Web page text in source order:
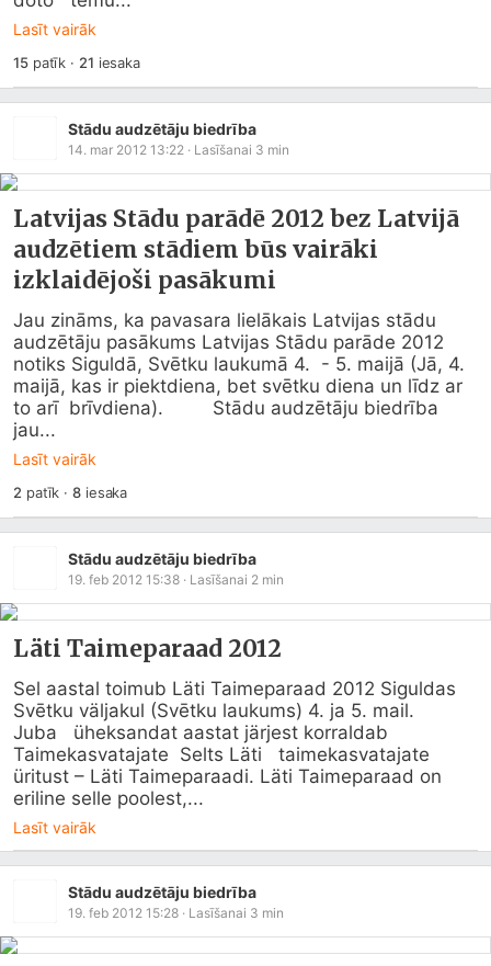
Lasīt vairāk
15patīk · 21 iesaka
Stādu audzētāju biedrība
14. mar 2012 13:22 · Lasīšanai 3 min
Latvijas Stādu parādē 2012 bez Latvijā
audzētiem stādiem būs vairāki
izklaidējoši pasākumi
Jau zināms, ka pavasara lielākais Latvijas stādu
audzētāju pasākums Latvijas Stādu parāde 2012
notiks Siguldā, Svētku laukumā 4.  - 5. maijā (Jā, 4.
maijā, kas ir piektdiena, bet svētku diena un līdz ar
to arī  brīvdiena).         Stādu audzētāju biedrība
jau...
Lasīt vairāk
2 patīk ·8iesaka
Stādu audzētāju biedrība
19. feb 2012 15:38 · Lasīšanai 2 min
Läti Taimeparaad 2012
Sel aastal toimub Läti Taimeparaad 2012 Siguldas
Svētku väljakul (Svētku laukums) 4. ja 5. mail.
Juba   üheksandat aastat järjest korraldab
Taimekasvatajate  Selts Läti   taimekasvatajate
üritust – Läti Taimeparaadi. Läti Taimeparaad on
eriline selle poolest,...
Lasīt vairāk
Stādu audzētāju biedrība
19. feb 2012 15:28 · Lasīšanai 3 min